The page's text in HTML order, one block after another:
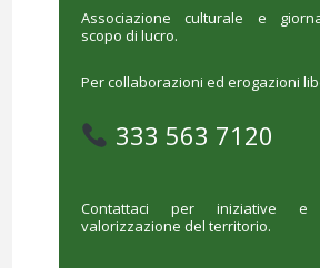
Associazione culturale e
scopo di lucro.
Per collaborazioni ed erogazioni
333 563 7120
Contattaci per iniziative
valorizzazione del territorio.